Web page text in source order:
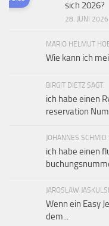
sich 2026?
28. JUNI 2026
MARIO HELMUT
Wie kann ich
BIRGIT DIETZ SAGT:
ich habe einen
reservation
JOHANNES SCHMID
ich habe einen
JAROSLAW
Wenn ein Easy
dem...